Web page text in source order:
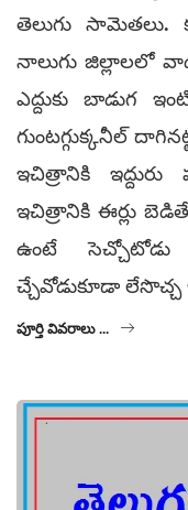
తెలుగు
నాలుగు జిల్లాలలో
ఎద్దుకు బాడుగ
గుంటగ్గుక్కనీల్
ఇచిత్రానికి
ఇచిత్రానికి ఈర్లు
ఉంటే సెచ్చోటోడు
చ్చేవోడుకూడా లేసొచ్చ
పూర్తి వివరాలు ...